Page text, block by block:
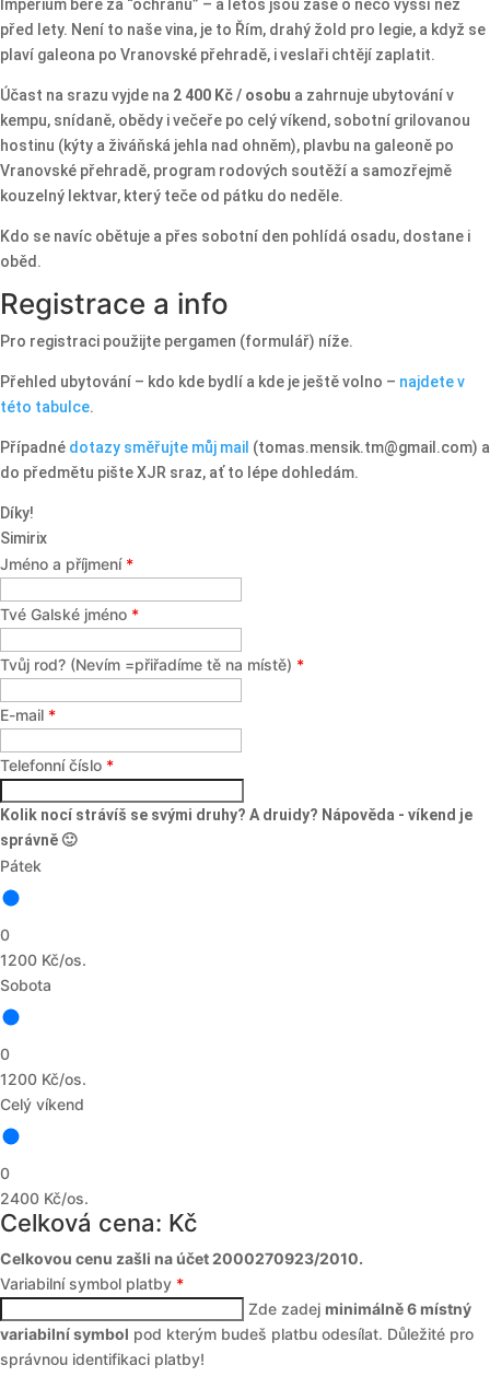
Impérium bere za “ochranu” – a letos jsou zase o něco vyšší než
před lety. Není to naše vina, je to Řím, drahý žold pro legie, a když se
plaví galeona po Vranovské přehradě, i veslaři chtějí zaplatit.
Účast na srazu vyjde na 2 400 Kč / osobu a zahrnuje ubytování v
kempu, snídaně, obědy i večeře po celý víkend, sobotní grilovanou
hostinu (kýty a živáňská jehla nad ohněm), plavbu na galeoně po
Vranovské přehradě, program rodových soutěží a samozřejmě
kouzelný lektvar, který teče od pátku do neděle.
Kdo se navíc obětuje a přes sobotní den pohlídá osadu, dostane i
oběd.
Registrace a info
Pro registraci použijte pergamen (formulář) níže.
Přehled ubytování – kdo kde bydlí a kde je ještě volno – najdete v
této tabulce.
Případné dotazy směřujte můj mail (tomas.mensik.tm@gmail.com) a
do předmětu pište XJR sraz, ať to lépe dohledám.
Díky!
Simirix
Jméno a příjmení *
Tvé Galské jméno *
Tvůj rod? (Nevím =přiřadíme tě na místě) *
E-mail *
Telefonní číslo *
Kolik nocí strávíš se svými druhy? A druidy? Nápověda - víkend je
správně 🙂
Pátek
0
1200 Kč/os.
Sobota
0
1200 Kč/os.
Celý víkend
0
2400 Kč/os.
total
Celková cena: Kč
Celkovou cenu zašli na účet 2000270923/2010.
Variabilní symbol platby *
Zde zadej minimálně 6 místný
variabilní symbol pod kterým budeš platbu odesílat. Důležité pro
správnou identifikaci platby!